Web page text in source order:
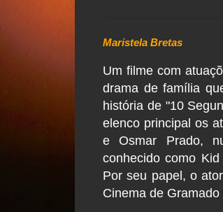
Maristela Bretas
Um filme com
drama de família
história de "10
elenco principal os
e Osmar Prado,
conhecido como
Por seu papel, o
Cinema de Gramado